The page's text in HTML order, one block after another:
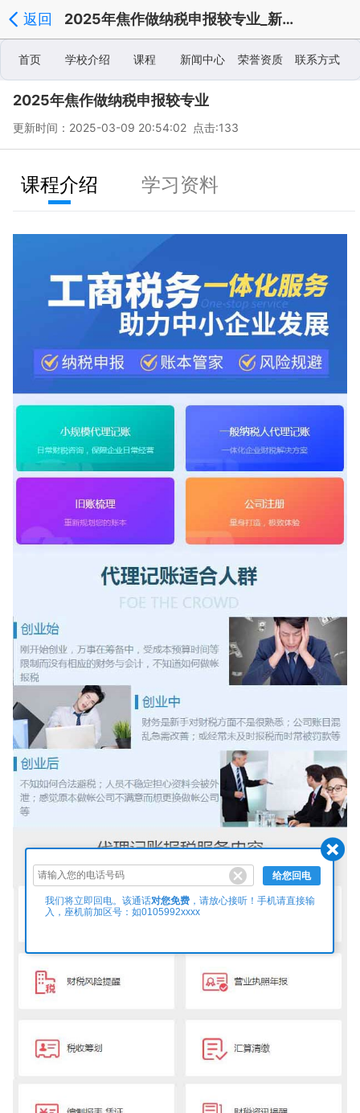
返回 2025年焦作做纳税申报较专业_新闻中心
首页 学校介绍 课程 新闻中心 荣誉资质 联系方式
学校相册
2025年焦作做纳税申报较专业
更新时间：2025-03-09 20:54:02 点击:133
课程介绍 学习资料
给您回电
我们将立即回电。该通话对您免费，请放心接听！手机请直接输
入，座机前加区号：如0105992xxxx